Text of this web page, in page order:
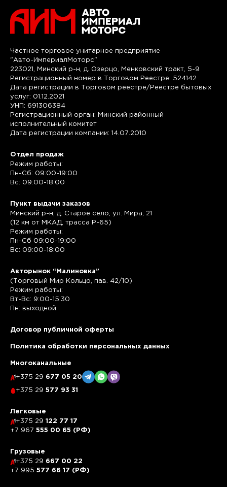
Частное торговое унитарное предприятие
"Авто-ИмпериалМоторс"
223021, Минский р-н, д. Озерцо, Менковский тракт, 5-9
Регистрационный номер в Торговом Реестре: 524142
Дата регистрации в Торговом реестре/Реестре бытовых
услуг: 01.12.2021
УНП: 691306384
Регистрационный орган: Минский районный
исполнительный комитет
Дата регистрации компании: 14.07.2010
Отдел продаж
Режим работы:
Пн-Сб: 09:00-19:00
Вс: 09:00-18:00
Пункт выдачи заказов
Минский р-н, д. Старое село, ул. Мира, 21
(12 км от МКАД, трасса P-65)
Режим работы:
Пн-Сб 09:00-19:00
Вс: 09:00-18:00
Авторынок “Малиновка”
(Торговый Мир Кольцо, пав. 42/10)
Режим работы:
Вт-Вс: 9:00-15:30
Пн: выходной
Договор публичной оферты
Политика обработки персональных данных
Многоканальные
+375 29 677 05 20
+375 29 577 93 31
Легковые
+375 29 122 77 17
+7 967 555 00 65 (РФ)
Грузовые
+375 29 667 00 22
+7 995 577 66 17 (РФ)